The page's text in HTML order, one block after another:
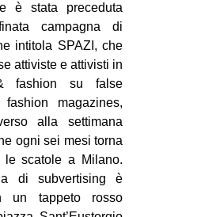
è stata preceduta
campagna di
intitola SPAZI, che
attiviste e attivisti in
fashion su false
magazines,
alla settimana
ogni sei mesi torna
le scatole a Milano.
di subvertising è
un tappeto rosso